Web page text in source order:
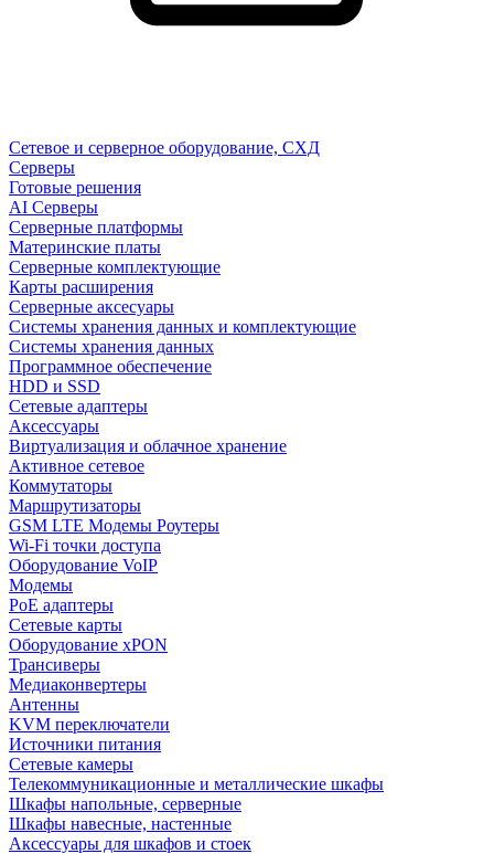
Сетевое и серверное оборудование, СХД
Cерверы
Готовые решения
AI Серверы
Серверные платформы
Материнские платы
Серверные комплектующие
Карты расширения
Серверные аксесуары
Системы хранения данных и комплектующие
Системы хранения данных
Программное обеспечение
HDD и SSD
Сетевые адаптеры
Аксессуары
Виртуализация и облачное хранение
Активное сетевое
Коммутаторы
Маршрутизаторы
GSM LTE Модемы Роутеры
Wi-Fi точки доступа
Оборудование VoIP
Модемы
PoE адаптеры
Сетевые карты
Оборудование xPON
Трансиверы
Медиаконвертеры
Антенны
KVM переключатели
Источники питания
Сетевые камеры
Телекоммуникационные и металлические шкафы
Шкафы напольные, серверные
Шкафы навесные, настенные
Аксессуары для шкафов и стоек